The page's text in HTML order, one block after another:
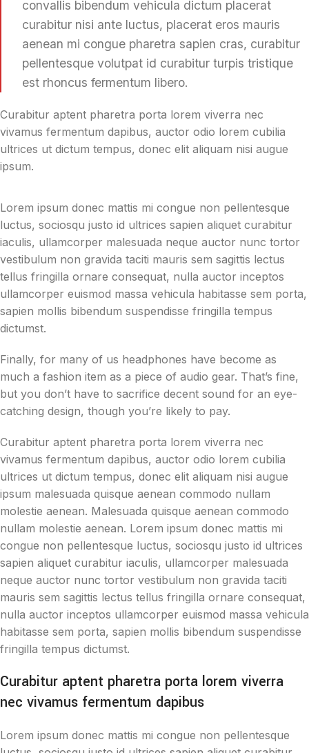
convallis bibendum vehicula dictum placerat
curabitur nisi ante luctus, placerat eros mauris
aenean mi congue pharetra sapien cras, curabitur
pellentesque volutpat id curabitur turpis tristique
est rhoncus fermentum libero.
Curabitur aptent pharetra porta lorem viverra nec
vivamus fermentum dapibus, auctor odio lorem cubilia
ultrices ut dictum tempus, donec elit aliquam nisi augue
ipsum.
Lorem ipsum donec mattis mi congue non pellentesque
luctus, sociosqu justo id ultrices sapien aliquet curabitur
iaculis, ullamcorper malesuada neque auctor nunc tortor
vestibulum non gravida taciti mauris sem sagittis lectus
tellus fringilla ornare consequat, nulla auctor inceptos
ullamcorper euismod massa vehicula habitasse sem porta,
sapien mollis bibendum suspendisse fringilla tempus
dictumst.
Finally, for many of us headphones have become as
much a fashion item as a piece of audio gear. That’s fine,
but you don’t have to sacrifice decent sound for an eye-
catching design, though you’re likely to pay.
Curabitur aptent pharetra porta lorem viverra nec
vivamus fermentum dapibus, auctor odio lorem cubilia
ultrices ut dictum tempus, donec elit aliquam nisi augue
ipsum malesuada quisque aenean commodo nullam
molestie aenean. Malesuada quisque aenean commodo
nullam molestie aenean. Lorem ipsum donec mattis mi
congue non pellentesque luctus, sociosqu justo id ultrices
sapien aliquet curabitur iaculis, ullamcorper malesuada
neque auctor nunc tortor vestibulum non gravida taciti
mauris sem sagittis lectus tellus fringilla ornare consequat,
nulla auctor inceptos ullamcorper euismod massa vehicula
habitasse sem porta, sapien mollis bibendum suspendisse
fringilla tempus dictumst.
Curabitur aptent pharetra porta lorem viverra
nec vivamus fermentum dapibus
Lorem ipsum donec mattis mi congue non pellentesque